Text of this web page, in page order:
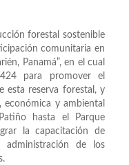
forestal sostenible
comunitaria en
Panamá”, en el cual
para promover el
esta reserva forestal, y
económica y ambiental
hasta el Parque
la capacitación de
de los